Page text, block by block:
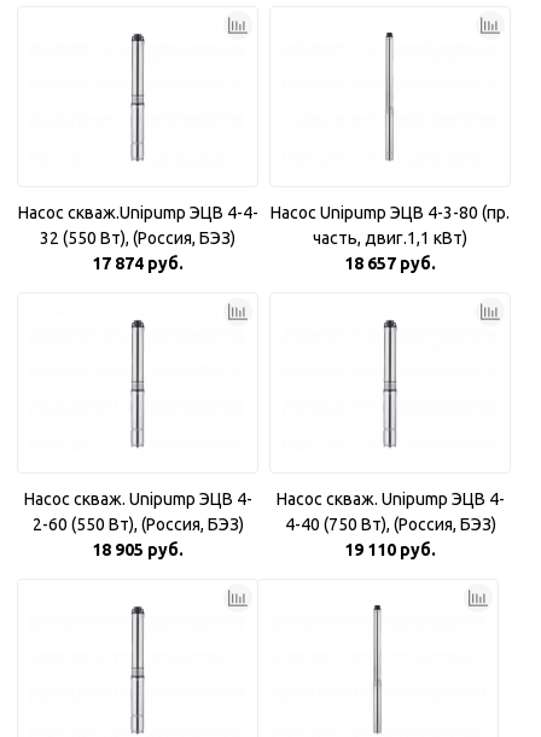
Насос скваж.Unipump ЭЦВ 4-4-
32 (550 Вт), (Россия, БЭЗ)
17 874 руб.
Насос Unipump ЭЦВ 4-3-80 (пр.
часть, двиг.1,1 кВт)
18 657 руб.
Насос скваж. Unipump ЭЦВ 4-
2-60 (550 Вт), (Россия, БЭЗ)
18 905 руб.
Насос скваж. Unipump ЭЦВ 4-
4-40 (750 Вт), (Россия, БЭЗ)
19 110 руб.